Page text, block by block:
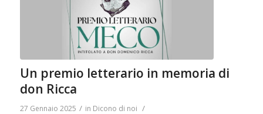
Un premio letterario in memoria di
don Ricca
27 Gennaio 2025 / in Dicono di noi /